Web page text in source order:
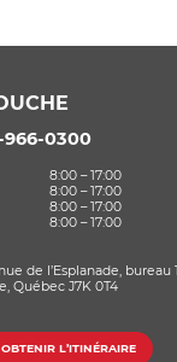
966-0300
8:00 – 17:00
8:00 – 17:00
8:00 – 17:00
8:00 – 17:00
de l’Esplanade, bureau
Québec J7K 0T4
OBTENIR L’ITINÉRAIRE